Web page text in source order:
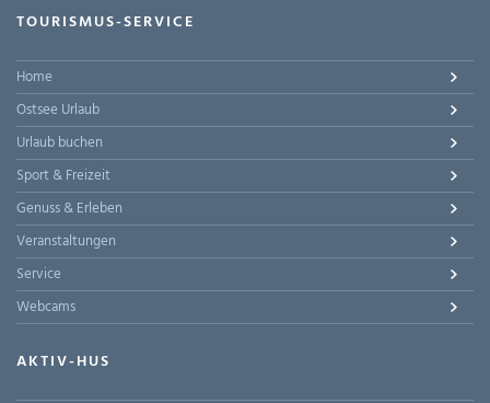
TOURISMUS-SERVICE
Home
Ostsee Urlaub
Urlaub buchen
Sport & Freizeit
Genuss & Erleben
Veranstaltungen
Service
Webcams
AKTIV-HUS